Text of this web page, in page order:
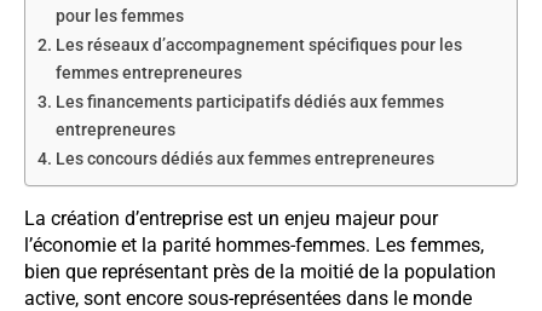
pour les femmes
Les réseaux d’accompagnement spécifiques pour les
femmes entrepreneures
Les financements participatifs dédiés aux femmes
entrepreneures
Les concours dédiés aux femmes entrepreneures
La création d’entreprise est un enjeu majeur pour
l’économie et la parité hommes-femmes. Les femmes,
bien que représentant près de la moitié de la population
active, sont encore sous-représentées dans le monde